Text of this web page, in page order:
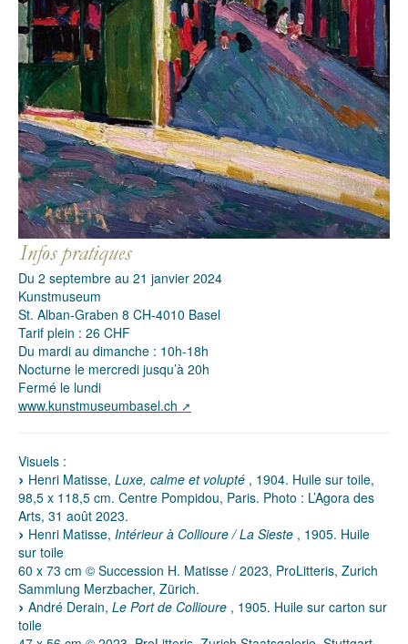
Du 2 septembre au 21 janvier 2024
Kunstmuseum
St. Alban-Graben 8 CH-4010 Basel
Tarif plein : 26 CHF
Du mardi au dimanche : 10h-18h
Nocturne le mercredi jusqu’à 20h
Fermé le lundi
www.kunstmuseumbasel.ch
Visuels :
Henri Matisse, Luxe, calme et volupté , 1904. Huile sur toile,
98,5 x 118,5 cm. Centre Pompidou, Paris. Photo : L’Agora des
Arts, 31 août 2023.
Henri Matisse, Intérieur à Collioure / La Sieste , 1905. Huile
sur toile
60 x 73 cm © Succession H. Matisse / 2023, ProLitteris, Zurich
Sammlung Merzbacher, Zürich.
André Derain, Le Port de Collioure , 1905. Huile sur carton sur
toile